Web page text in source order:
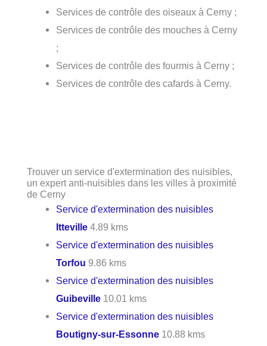
Services de contrôle des oiseaux à Cerny ;
Services de contrôle des mouches à Cerny
;
Services de contrôle des fourmis à Cerny ;
Services de contrôle des cafards à Cerny.
Trouver un service d'extermination des nuisibles,
un expert anti-nuisibles dans les villes à proximité
de Cerny
Service d'extermination des nuisibles
Itteville 4.89 kms
Service d'extermination des nuisibles
Torfou 9.86 kms
Service d'extermination des nuisibles
Guibeville 10.01 kms
Service d'extermination des nuisibles
Boutigny-sur-Essonne 10.88 kms